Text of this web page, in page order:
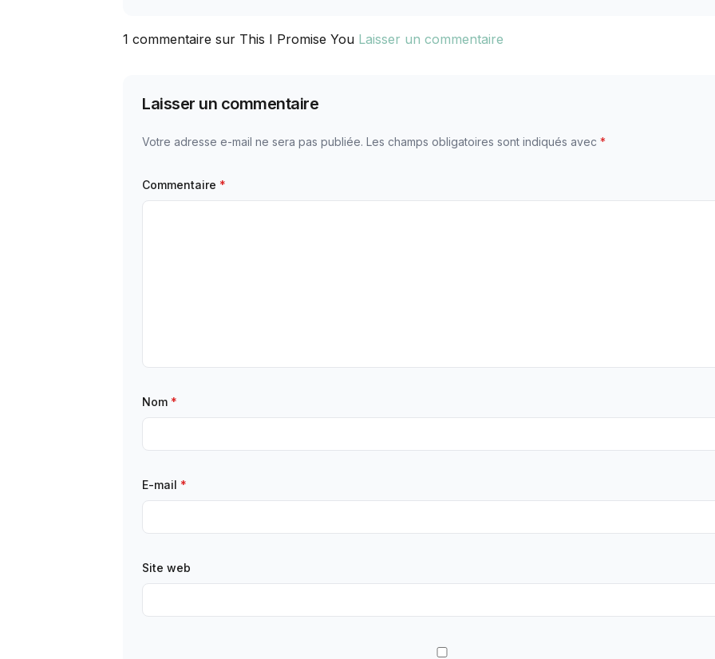
1 commentaire sur This I Promise You Laisser un commentaire
Laisser un commentaire
Votre adresse e-mail ne sera pas publiée. Les champs obligatoires sont indiqués avec *
Commentaire *
Nom *
E-mail *
Site web